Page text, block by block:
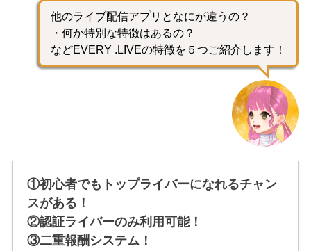
他のライブ配信アプリとなにが違うの？
・何か特別な特徴はあるの？
などEVERY .LIVEの特徴を５つご紹介します！
①初心者でもトップライバーになれるチャン
スがある！
②認証ライバーのみ利用可能！
③二重報酬システム！